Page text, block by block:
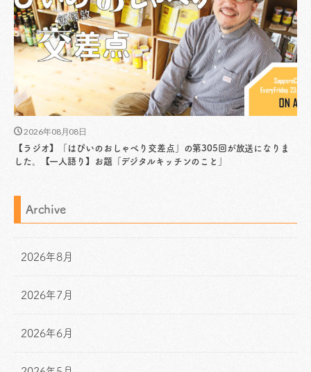
2026年08月08日
【ラジオ】「はぴいのおしゃべり交差点」の第305回が放送になりま
した。【一人語り】お題「デジタルキッチンのこと」
Archive
2026年8月
2026年7月
2026年6月